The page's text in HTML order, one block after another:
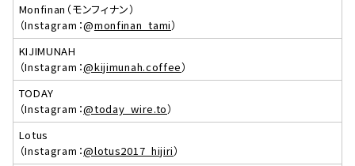
Monfinan（モンフィナン）
（Instagram：@monfinan_tami）
KIJIMUNAH
（Instagram：@kijimunah.coffee）
TODAY
（Instagram：@today_wire.to）
Lotus
（Instagram：@lotus2017_hijiri）